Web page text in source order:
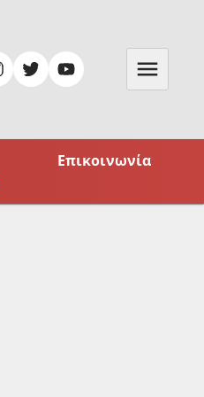
Επικοινωνία